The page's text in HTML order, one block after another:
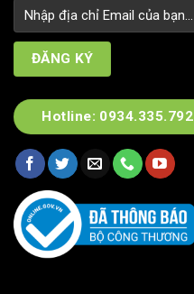
Hotline: 0934.335.792